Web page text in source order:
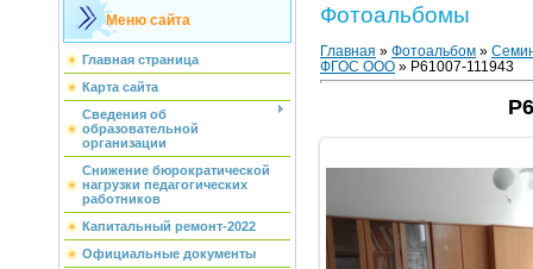
Меню сайта
Главная страница
Карта сайта
Сведения об
образовательной
организации
Снижение бюрократической
нагрузки педагогических
работников
Капитальный ремонт-2022
Официальные документы
Фотоальбомы
Главная » Фотоальбом »
ФГОС ООО » P61007-111943